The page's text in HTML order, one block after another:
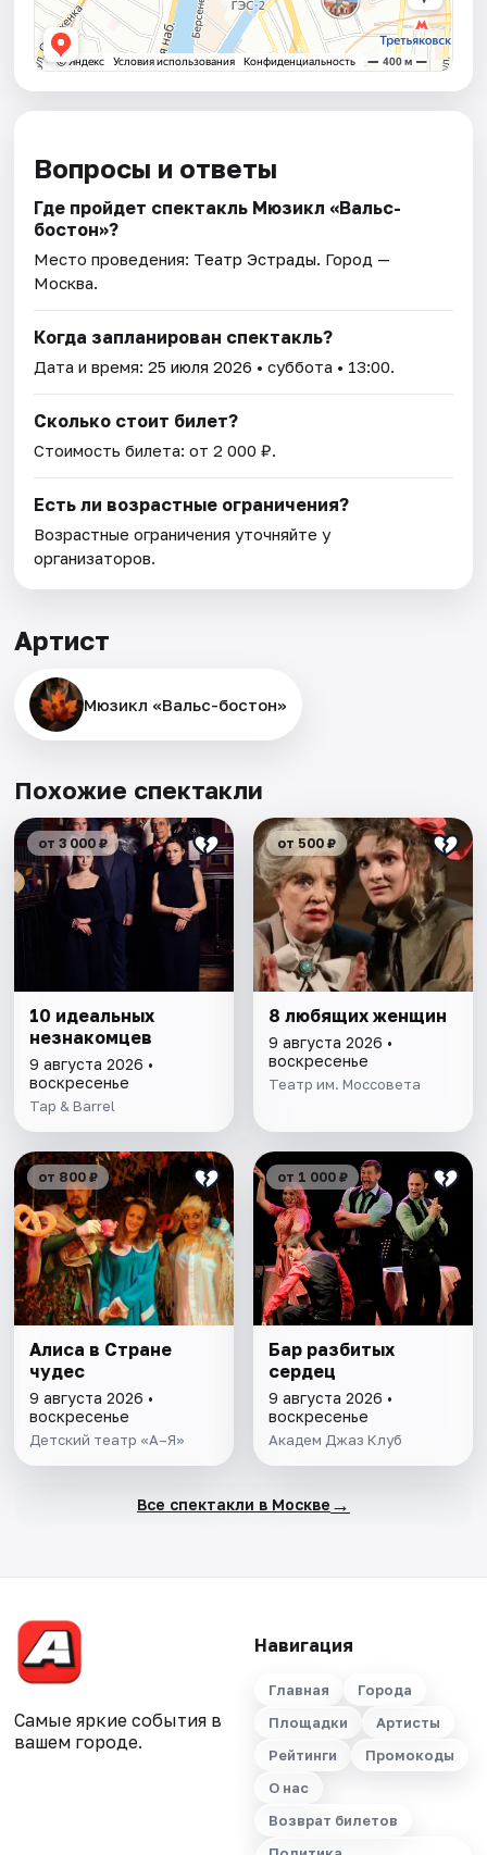
Вопросы и ответы
Где пройдет спектакль Мюзикл «Вальс-
бостон»?
Место проведения: Театр Эстрады. Город —
Москва.
Когда запланирован спектакль?
Дата и время:25 июля 2026 • суббота • 13:00.
Сколько стоит билет?
Стоимость билета: от 2 000 ₽.
Есть ли возрастные ограничения?
Возрастные ограничения уточняйте у
организаторов.
Артист
Мюзикл «Вальс-бостон»
Похожие спектакли
от 3 000 ₽
10 идеальных
незнакомцев
9 августа 2026 •
воскресенье
Tap & Barrel
от 500 ₽
8 любящих женщин
9 августа 2026 •
воскресенье
Театр им. Моссовета
от 800 ₽
Алиса в Стране
чудес
9 августа 2026 •
воскресенье
Детский театр «А–Я»
от 1 000 ₽
Бар разбитых
сердец
9 августа 2026 •
воскресенье
Академ Джаз Клуб
Все спектакли в Москве →
Самые яркие события в
вашем городе.
Навигация
Главная
Города
Площадки
Артисты
Рейтинги
Промокоды
О нас
Возврат билетов